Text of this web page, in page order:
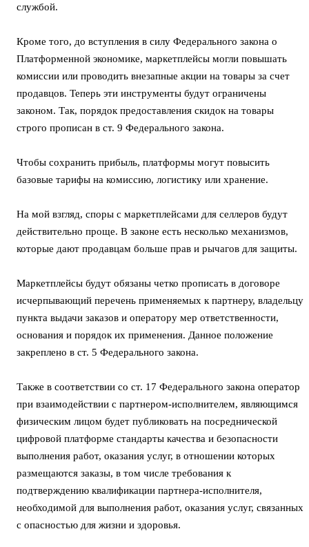
службой.
Кроме того, до вступления в силу Федерального закона о
Платформенной экономике, маркетплейсы могли повышать
комиссии или проводить внезапные акции на товары за счет
продавцов. Теперь эти инструменты будут ограничены
законом. Так, порядок предоставления скидок на товары
строго прописан в ст. 9 Федерального закона.
Чтобы сохранить прибыль, платформы могут повысить
базовые тарифы на комиссию, логистику или хранение.
На мой взгляд, споры с маркетплейсами для селлеров будут
действительно проще. В законе есть несколько механизмов,
которые дают продавцам больше прав и рычагов для защиты.
Маркетплейсы будут обязаны четко прописать в договоре
исчерпывающий перечень применяемых к партнеру, владельцу
пункта выдачи заказов и оператору мер ответственности,
основания и порядок их применения. Данное положение
закреплено в ст. 5 Федерального закона.
Также в соответствии со ст. 17 Федерального закона оператор
при взаимодействии с партнером-исполнителем, являющимся
физическим лицом будет публиковать на посреднической
цифровой платформе стандарты качества и безопасности
выполнения работ, оказания услуг, в отношении которых
размещаются заказы, в том числе требования к
подтверждению квалификации партнера-исполнителя,
необходимой для выполнения работ, оказания услуг, связанных
с опасностью для жизни и здоровья.